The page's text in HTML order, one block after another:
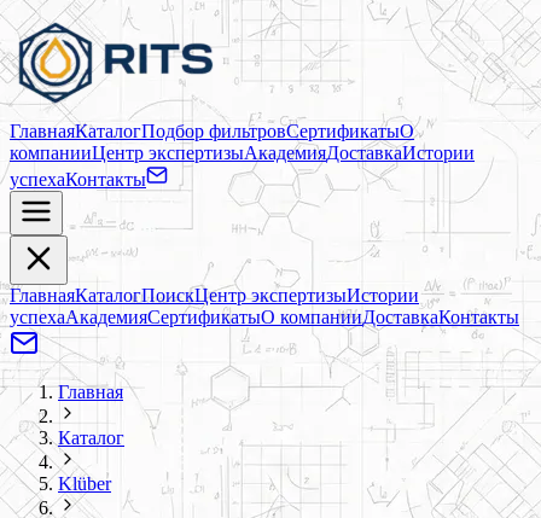
ГлавнаяКаталогПодбор фильтровСертификатыО
компанииЦентр экспертизыАкадемияДоставкаИстории
успехаКонтакты
ГлавнаяКаталогПоискЦентр экспертизыИстории
успехаАкадемияСертификатыО компанииДоставкаКонтакты
Главная
Каталог
Klüber